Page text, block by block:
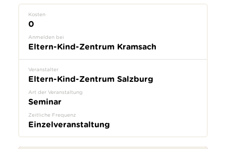
Kosten
0
Anmelden bei
Eltern-Kind-Zentrum Kramsach
Veranstalter
Eltern-Kind-Zentrum Salzburg
Art der Veranstaltung
Seminar
Zeitliche Frequenz
Einzelveranstaltung